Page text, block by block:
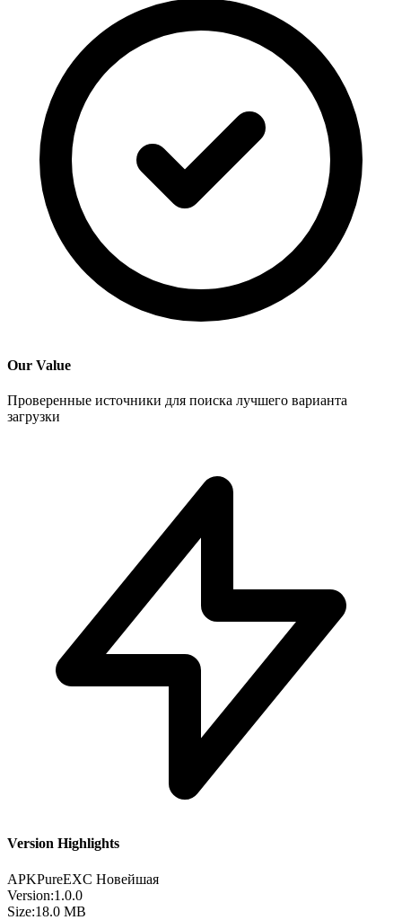
Our Value
Проверенные источники для поиска лучшего варианта
загрузки
Version Highlights
APKPureEXC Новейшая
Version:1.0.0
Size:18.0 MB